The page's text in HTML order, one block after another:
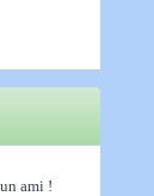
ami !